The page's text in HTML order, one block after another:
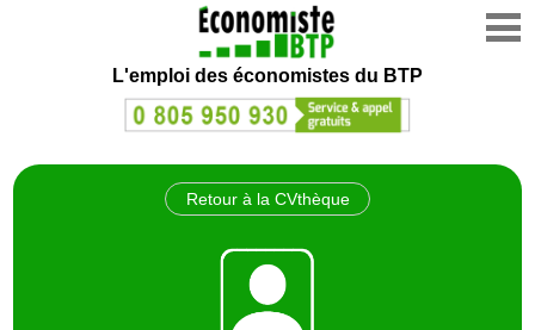
L'emploi des économistes du BTP
Retour à la CVthèque